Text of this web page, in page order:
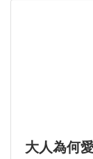
大人為何